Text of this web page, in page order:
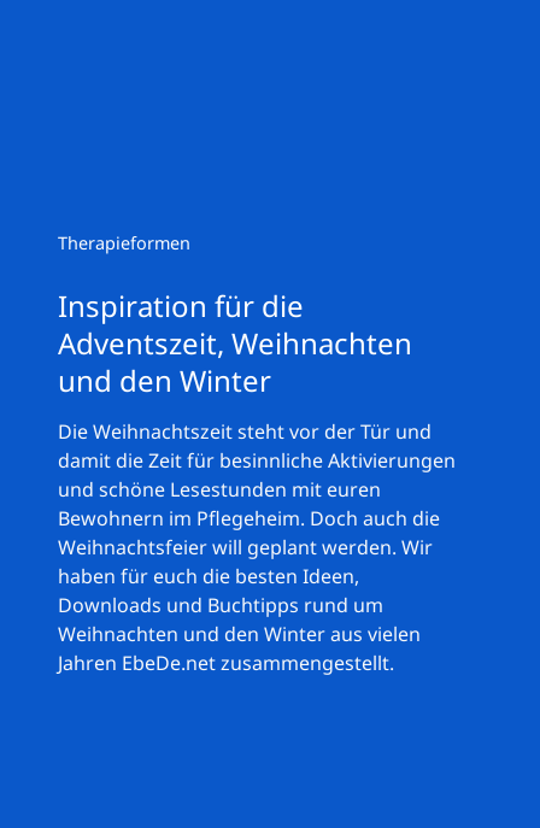
Therapieformen
Inspiration für die
Adventszeit, Weihnachten
und den Winter
Die Weihnachtszeit steht vor der Tür und
damit die Zeit für besinnliche Aktivierungen
und schöne Lesestunden mit euren
Bewohnern im Pflegeheim. Doch auch die
Weihnachtsfeier will geplant werden. Wir
haben für euch die besten Ideen,
Downloads und Buchtipps rund um
Weihnachten und den Winter aus vielen
Jahren EbeDe.net zusammengestellt.